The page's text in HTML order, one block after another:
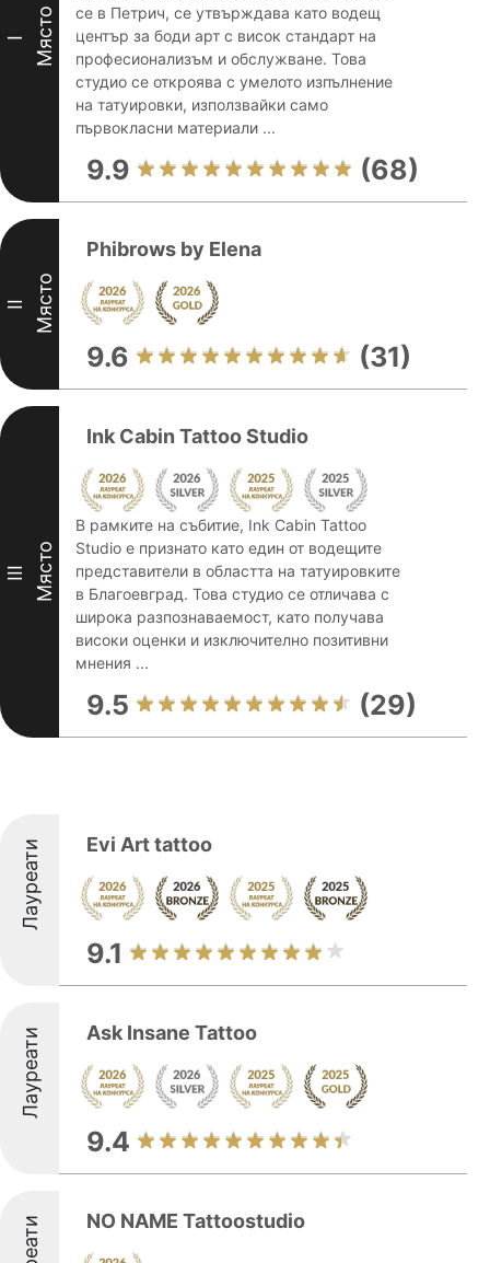
I Място
се в Петрич, се утвърждава като водещ
център за боди арт с висок стандарт на
професионализъм и обслужване. Това
студио се откроява с умелото изпълнение
на татуировки, използвайки само
първокласни материали ...
9.9 (68)
II Място
Phibrows by Elena
9.6 (31)
III Място
Ink Cabin Tattoo Studio
В рамките на събитие, Ink Cabin Tattoo
Studio е признато като един от водещите
представители в областта на татуировките
в Благоевград. Това студио се отличава с
широка разпознаваемост, като получава
високи оценки и изключително позитивни
мнения ...
9.5 (29)
Лауреати Evi Art tattoo
9.1
Лауреати Ask Insane Tattoo
9.4
NO NAME Tattoostudio